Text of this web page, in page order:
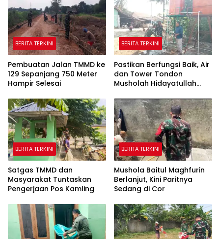
BERITA TERKINI
Pembuatan Jalan TMMD ke
129 Sepanjang 750 Meter
Hampir Selesai
BERITA TERKINI
Pastikan Berfungsi Baik, Air
dan Tower Tondon
Musholah Hidayatullah
BERITA TERKINI
Satgas TMMD dan
Masyarakat Tuntaskan
Pengerjaan Pos Kamling
BERITA TERKINI
Mushola Baitul Maghfurin
Berlanjut, Kini Paritnya
Sedang di Cor